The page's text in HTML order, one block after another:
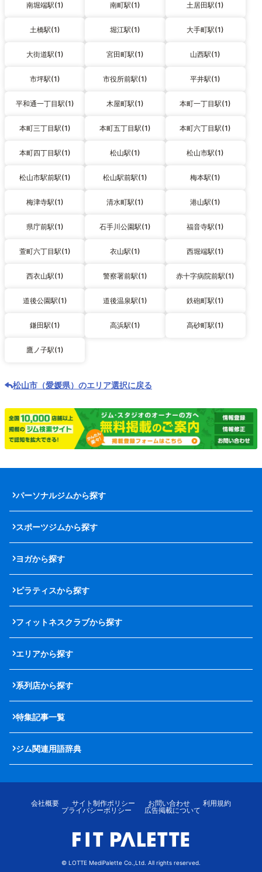
南堀端駅(1) 南町駅(1) 土居田駅(1)
土橋駅(1) 堀江駅(1) 大手町駅(1)
大街道駅(1) 宮田町駅(1) 山西駅(1)
市坪駅(1) 市役所前駅(1) 平井駅(1)
平和通一丁目駅(1) 木屋町駅(1) 本町一丁目駅(1)
本町三丁目駅(1) 本町五丁目駅(1) 本町六丁目駅(1)
本町四丁目駅(1) 松山駅(1) 松山市駅(1)
松山市駅前駅(1) 松山駅前駅(1) 梅本駅(1)
梅津寺駅(1) 清水町駅(1) 港山駅(1)
県庁前駅(1) 石手川公園駅(1) 福音寺駅(1)
萱町六丁目駅(1) 衣山駅(1) 西堀端駅(1)
西衣山駅(1) 警察署前駅(1) 赤十字病院前駅(1)
道後公園駅(1) 道後温泉駅(1) 鉄砲町駅(1)
鎌田駅(1) 高浜駅(1) 高砂町駅(1)
鷹ノ子駅(1)
松山市（愛媛県）のエリア選択に戻る
パーソナルジムから探す
スポーツジムから探す
ヨガから探す
ピラティスから探す
フィットネスクラブから探す
エリアから探す
系列店から探す
特集記事一覧
ジム関連用語辞典
会社概要 サイト制作ポリシー お問い合わせ
利用規約
プライバシーポリシー
広告掲載について
© LOTTE MediPalette Co.,Ltd. All rights reserved.